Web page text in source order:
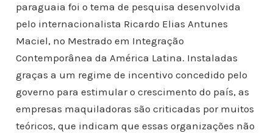
paraguaia foi o tema de pesquisa desenvolvida
pelo internacionalista Ricardo Elias Antunes
Maciel, no Mestrado em Integração
Contemporânea da América Latina. Instaladas
graças a um regime de incentivo concedido pelo
governo para estimular o crescimento do país, as
empresas maquiladoras são criticadas por muitos
teóricos, que indicam que essas organizações não